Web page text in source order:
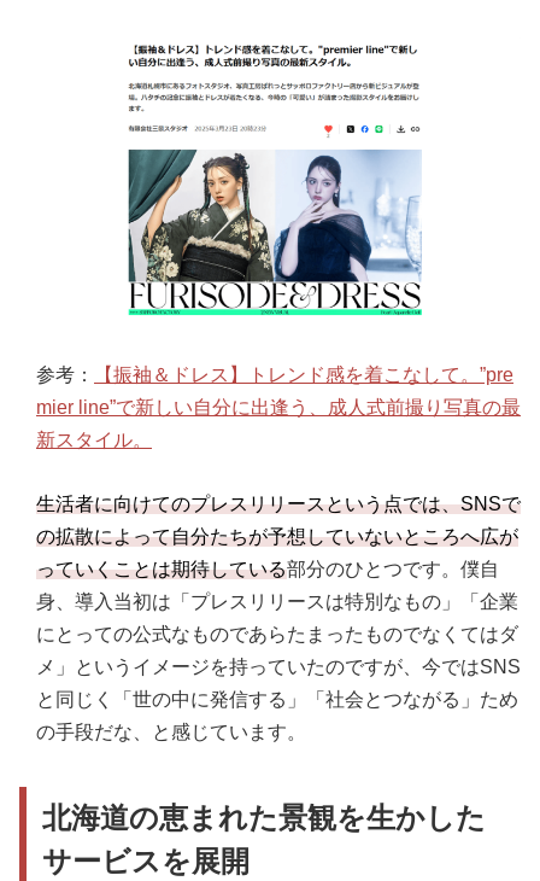
参考：
【振袖＆ドレス】トレンド感を着こなして。”pre
mier line”で新しい自分に出逢う、成人式前撮り写真の最
新スタイル。
生活者に向けてのプレスリリースという点では、SNSで
の拡散によって自分たちが予想していないところへ広が
っていくことは期待している部分のひとつです。僕自
身、導入当初は「プレスリリースは特別なもの」「企業
にとっての公式なものであらたまったものでなくてはダ
メ」というイメージを持っていたのですが、今ではSNS
と同じく「世の中に発信する」「社会とつながる」ため
の手段だな、と感じています。
北海道の恵まれた景観を生かした
サービスを展開